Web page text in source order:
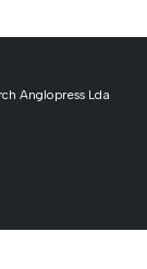
Anglopress Lda